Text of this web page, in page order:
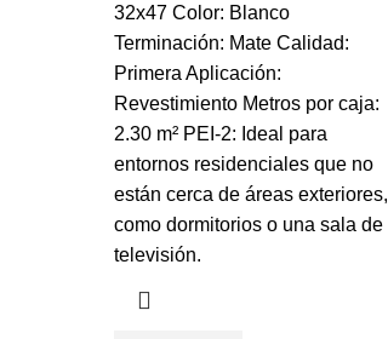
32x47 Color: Blanco
Terminación: Mate Calidad:
Primera Aplicación:
Revestimiento Metros por caja:
2.30 m² PEI-2: Ideal para
entornos residenciales que no
están cerca de áreas exteriores,
como dormitorios o una sala de
televisión.